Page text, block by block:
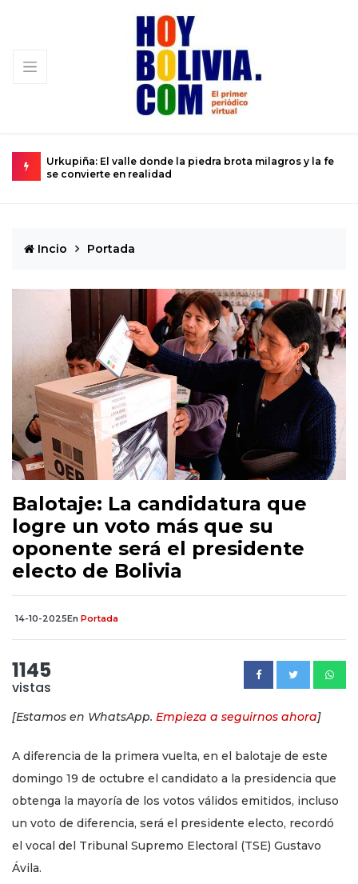
Urkupiña: El valle donde la piedra brota milagros y la fe
se convierte en realidad
Incio Portada
Balotaje: La candidatura que
logre un voto más que su
oponente será el presidente
electo de Bolivia
14-10-2025En Portada
1145
vistas
[Estamos en WhatsApp. Empieza a seguirnos ahora]
A diferencia de la primera vuelta, en el balotaje de este
domingo 19 de octubre el candidato a la presidencia que
obtenga la mayoría de los votos válidos emitidos, incluso
un voto de diferencia, será el presidente electo, recordó
el vocal del Tribunal Supremo Electoral (TSE) Gustavo
Ávila.